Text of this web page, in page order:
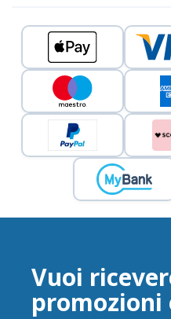
Vuoi
promozioni